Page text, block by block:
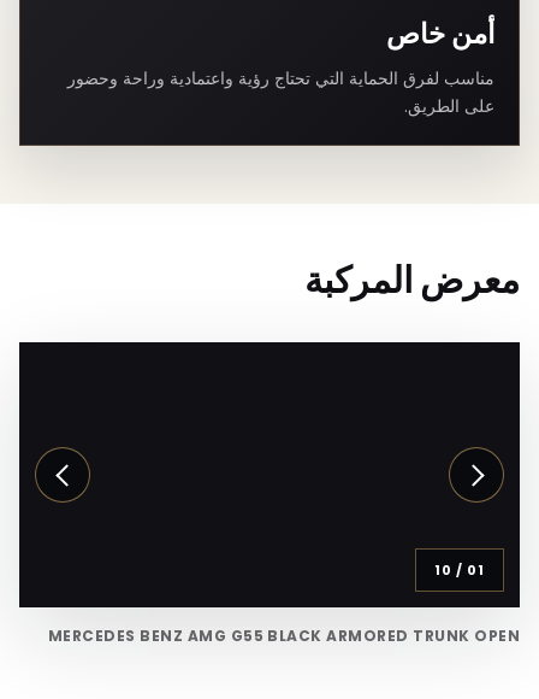
أمن خاص
مناسب لفرق الحماية التي تحتاج رؤية واعتمادية وراحة وحضور
على الطريق.
معرض المركبة
01
/
10
MERCEDES BENZ AMG G55 BLACK ARMORED TRUNK OPEN